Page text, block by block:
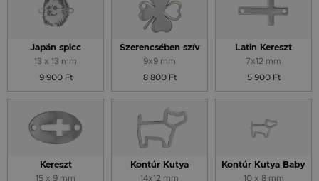
Japán spicc
13 x 13 mm
9 900 Ft
Szerencsében szív
9x9 mm
8 800 Ft
Latin Kereszt
7x12 mm
5 900 Ft
Kereszt
15 x 9 mm
Kontúr Kutya
14x12 mm
Kontúr Kutya Baby
10 x 8 mm